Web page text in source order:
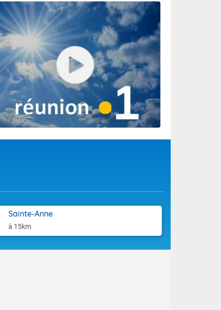
l’activité
de
échelle
Février, seul
les terres
Sainte-Anne
à 15km